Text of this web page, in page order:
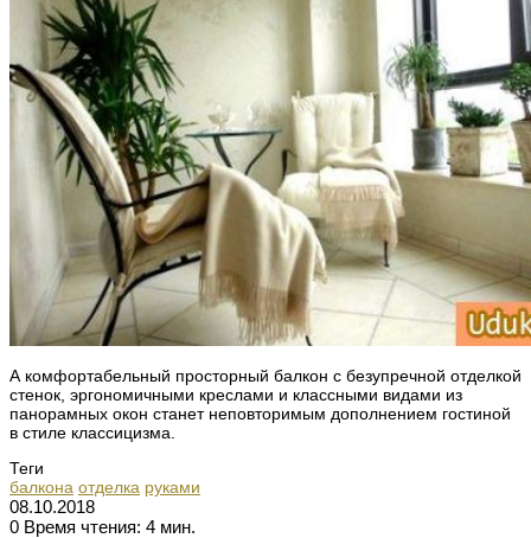
А комфортабельный просторный балкон с безупречной отделкой
стенок, эргономичными креслами и классными видами из
панорамных окон станет неповторимым дополнением гостиной
в стиле классицизма.
Теги
балкона отделка руками
08.10.2018
0 Время чтения: 4 мин.